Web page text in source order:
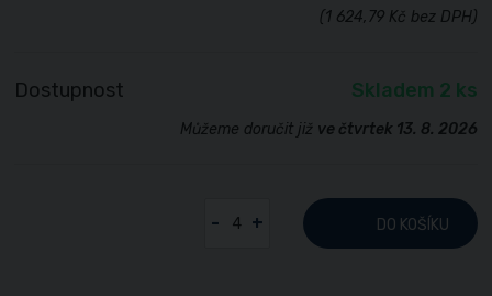
(1 624,79 Kč bez DPH)
Dostupnost Skladem 2 ks
Můžeme doručit již ve čtvrtek 13. 8. 2026
- + DO KOŠÍKU